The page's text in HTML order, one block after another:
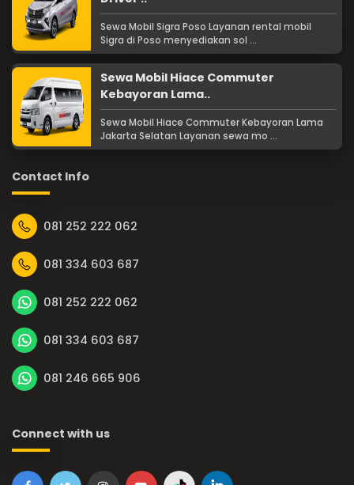
Sewa Mobil Sigra Poso Layanan rental mobil
Sigra di Poso menyediakan sol ...
Sewa Mobil Hiace Commuter
Kebayoran Lama..
Sewa Mobil Hiace Commuter Kebayoran Lama
Jakarta Selatan Layanan sewa mo ...
Contact Info
081 252 222 062
081 334 603 687
081 252 222 062
081 334 603 687
081 246 665 906
Connect with us